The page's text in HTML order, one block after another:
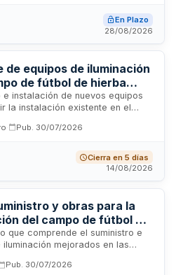
temporal en espacios
retirada al concluir los
de euros.
En Plazo
28/08/2026
equipos de iluminación
de fútbol de hierba
Alfaro
instalación de nuevos equipos
la instalación existente en el
La Molineta ubicado en
en eficiencia energética
Pub. 30/07/2026
Cierra en 5 días
14/08/2026
y obras para la
del campo de fútbol y
de Flix
que comprende el suministro e
mejorados en las
de Flix. El proyecto
obra civil como el suministro de
Pub. 30/07/2026